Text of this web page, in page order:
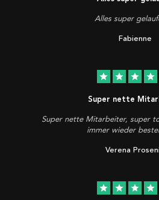
Alles super
Fabienne
star star star star
Super nette
Super nette Mitarbeiter, super
immer wieder
Verena
star star star star